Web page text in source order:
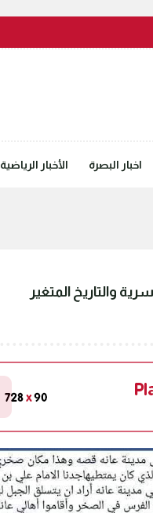
اخبار البصرة الأخبار الرياضية
والتاريخ المتغير